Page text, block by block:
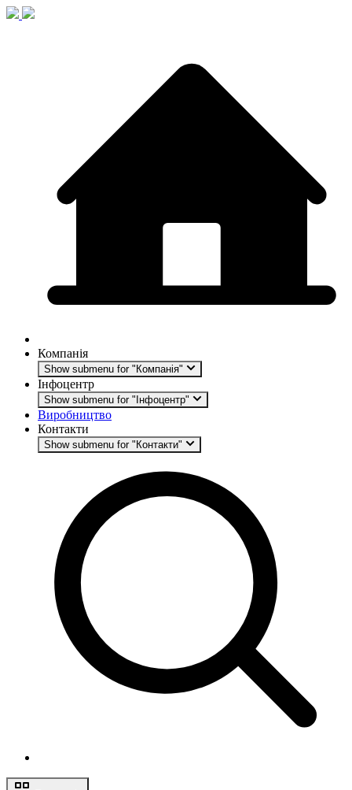
Компанія
Show submenu for "Компанія"
Інфоцентр
Show submenu for "Інфоцентр"
Виробництво
Контакти
Show submenu for "Контакти"